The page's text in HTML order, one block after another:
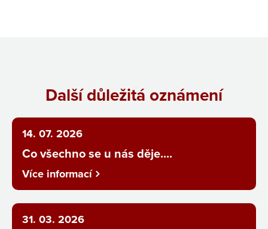
Další důležitá oznámení
14. 07. 2026
Co všechno se u nás děje....
Více informací
31. 03. 2026